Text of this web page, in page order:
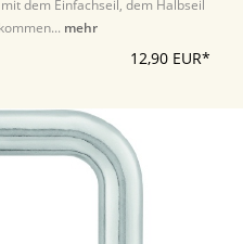
dem Einfachseil, dem Halbseil
mehr
12,90 EUR*